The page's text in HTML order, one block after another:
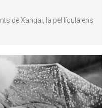
de Xangai, la pel·lícula ens